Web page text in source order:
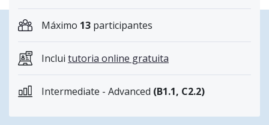
Máximo 13 participantes
Inclui tutoria online gratuita
Intermediate - Advanced (B1.1, C2.2)